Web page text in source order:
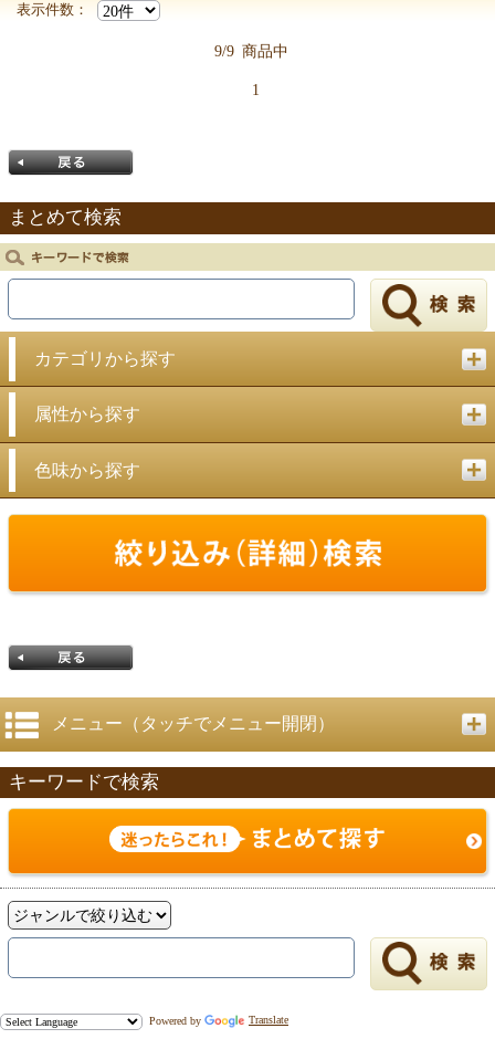
表示件数：
9/9 商品中
1
戻る
まとめて検索
カテゴリから探す
属性から探す
色味から探す
戻る
メニュー（タッチでメニュー開閉）
キーワードで検索
Powered by Translate